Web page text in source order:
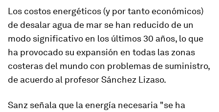
Los costos energéticos (y por tanto económicos)
de desalar agua de mar se han reducido de un
modo significativo en los últimos 30 años, lo que
ha provocado su expansión en todas las zonas
costeras del mundo con problemas de suministro,
de acuerdo al profesor Sánchez Lizaso.
Sanz señala que la energía necesaria "se ha